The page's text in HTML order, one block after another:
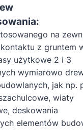
na
z gruntem
użytkowe 2 i 3
wymiarowo
jak np.
wiaty
deskowania
elementów